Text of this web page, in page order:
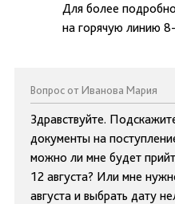
Для более
на горячую линию
Вопрос от Иванова Мария
Здравствуйте.
документы на
можно ли мне будет
12 августа? Или мне
августа и выбрать дату